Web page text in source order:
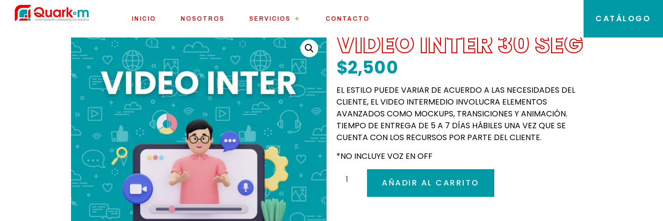
INICIO NOSOTROS SERVICIOS CONTACTO CATÁLOGO
VIDEO INTER 30 SEG
$2,500
EL ESTILO PUEDE VARIAR DE ACUERDO A LAS NECESIDADES DEL
CLIENTE, EL VIDEO INTERMEDIO INVOLUCRA ELEMENTOS
AVANZADOS COMO MOCKUPS, TRANSICIONES Y ANIMACIÓN.
TIEMPO DE ENTREGA DE 5 A 7 DÍAS HÁBILES UNA VEZ QUE SE
CUENTA CON LOS RECURSOS POR PARTE DEL CLIENTE.
*NO INCLUYE VOZ EN OFF
AÑADIR AL CARRITO